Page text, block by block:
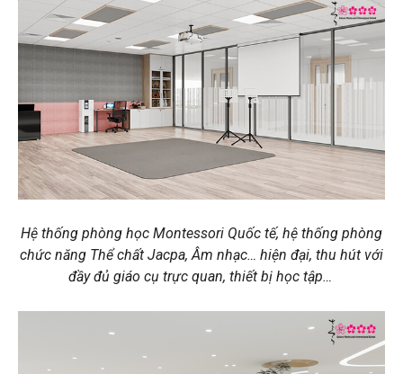
Hệ thống phòng học Montessori Quốc tế, hệ thống phòng
chức năng Thể chất Jacpa, Âm nhạc… hiện đại, thu hút với
đầy đủ giáo cụ trực quan, thiết bị học tập…